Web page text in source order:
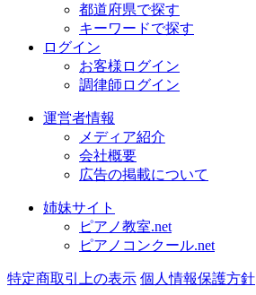
都道府県で探す
キーワードで探す
ログイン
お客様ログイン
調律師ログイン
運営者情報
メディア紹介
会社概要
広告の掲載について
姉妹サイト
ピアノ教室.net
ピアノコンクール.net
特定商取引上の表示 個人情報保護方針